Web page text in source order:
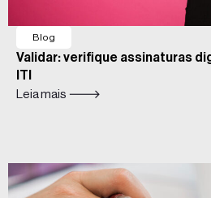
Blog
Validar: verifique assinaturas
ITI
Leia mais 🡒